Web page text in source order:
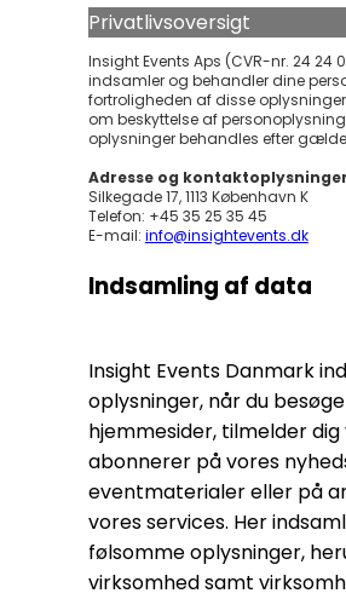
Privatlivsoversigt
Insight Events Aps (CVR-nr. 24 24
indsamler og behandler dine
fortroligheden af disse oplysninger
om beskyttelse af
oplysninger behandles efter
Adresse og kontaktoplysninger
Silkegade 17, 1113 København K
Telefon: +45 35 25 35 45
E-mail: info@insightevents.dk
Indsamling af data
Insight Events Danmark
oplysninger, når du
hjemmesider, tilmelder
abonnerer på vores
eventmaterialer eller på
vores services. Her
følsomme oplysninger,
virksomhed samt